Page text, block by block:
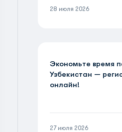
28 июля 2026
Экономьте время
Узбекистан —
онлайн!
27 июля 2026